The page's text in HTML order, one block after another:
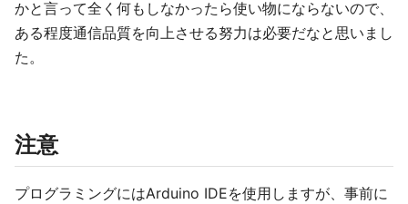
かと言って全く何もしなかったら使い物にならないので、
ある程度通信品質を向上させる努力は必要だなと思いまし
た。
注意
プログラミングにはArduino IDEを使用しますが、事前に